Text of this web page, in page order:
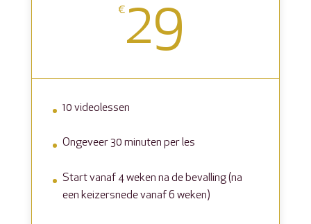
€29
10 videolessen
Ongeveer 30 minuten per les
Start vanaf 4 weken na de bevalling (na
een keizersnede vanaf 6 weken)